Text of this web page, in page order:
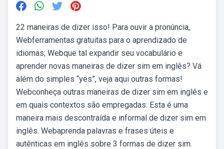
22 maneiras de dizer isso! Para ouvir a pronúncia,.
Webferramentas gratuitas para o aprendizado de
idiomas; Webque tal expandir seu vocabulário e
aprender novas maneiras de dizer sim em inglês? Vá
além do simples “yes”, veja aqui outras formas!
Webconheça outras maneiras de dizer sim em inglês e
em quais contextos são empregadas: Esta é uma
maneira mais descontraída e informal de dizer sim em
inglês. Webaprenda palavras e frases úteis e
autênticas em inglês sobre 3 formas de dizer sim.